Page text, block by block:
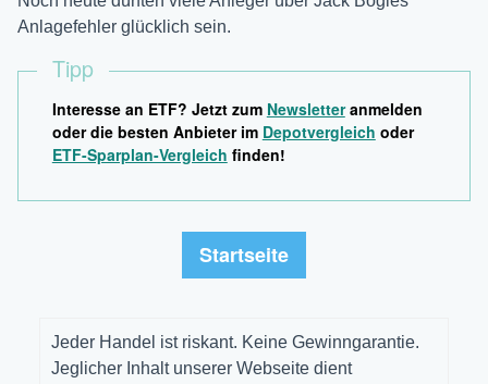
Anlagefehler glücklich sein.
Tipp
Interesse an ETF? Jetzt zum Newsletteranmelden
oder die besten Anbieter im Depotvergleich oder
ETF-Sparplan-Vergleich finden!
Startseite
Jeder Handel ist riskant. Keine Gewinngarantie.
Jeglicher Inhalt unserer Webseite dient